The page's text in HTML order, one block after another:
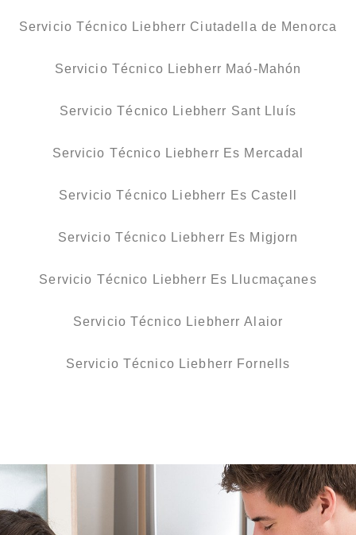
Servicio Técnico Liebherr Ciutadella de Menorca
Servicio Técnico Liebherr Maó-Mahón
Servicio Técnico Liebherr Sant Lluís
Servicio Técnico Liebherr Es Mercadal
Servicio Técnico Liebherr Es Castell
Servicio Técnico Liebherr Es Migjorn
Servicio Técnico Liebherr Es Llucmaçanes
Servicio Técnico Liebherr Alaior
Servicio Técnico Liebherr Fornells